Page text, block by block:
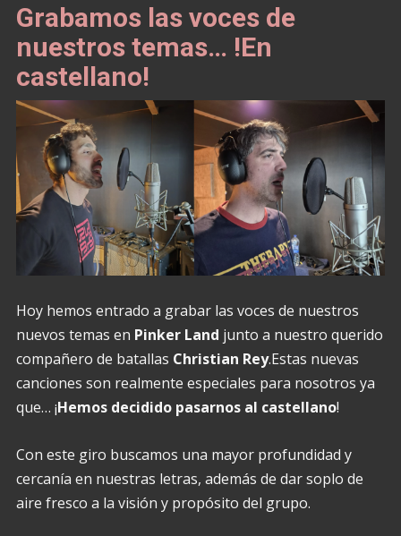
Grabamos las voces de
nuestros temas… !En
castellano!
Hoy hemos entrado a grabar las voces de nuestros
nuevos temas en Pinker Land junto a nuestro querido
compañero de batallas Christian Rey.Estas nuevas
canciones son realmente especiales para nosotros ya
que… ¡Hemos decidido pasarnos al castellano!
Con este giro buscamos una mayor profundidad y
cercanía en nuestras letras, además de dar soplo de
aire fresco a la visión y propósito del grupo.